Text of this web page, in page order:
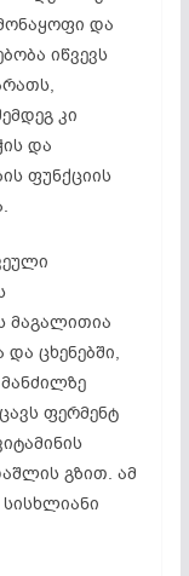
და
იწვევს
კი
და
ფუნქციის
მაგალითია
და ცხენებში,
ფერმენტ
გზით. ამ